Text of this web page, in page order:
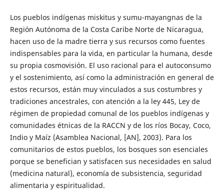
Los pueblos indígenas miskitus y sumu-mayangnas de la
Región Autónoma de la Costa Caribe Norte de Nicaragua,
hacen uso de la madre tierra y sus recursos como fuentes
indispensables para la vida, en particular la humana, desde
su propia cosmovisión. El uso racional para el autoconsumo
y el sostenimiento, así como la administración en general de
estos recursos, están muy vinculados a sus costumbres y
tradiciones ancestrales, con atención a la ley 445, Ley de
régimen de propiedad comunal de los pueblos indígenas y
comunidades étnicas de la RACCN y de los ríos Bocay, Coco,
Indio y Maíz (Asamblea Nacional, [AN], 2003). Para los
comunitarios de estos pueblos, los bosques son esenciales
porque se benefician y satisfacen sus necesidades en salud
(medicina natural), economía de subsistencia, seguridad
alimentaria y espiritualidad.